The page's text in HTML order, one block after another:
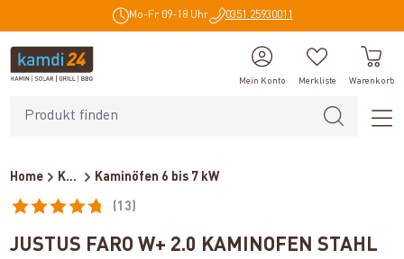
Mo-Fr 09-18 Uhr 0351 25930011
Mein Konto Merkliste Warenkorb
Home Kaminöfen Kaminöfen 6 bis 7 kW
(13)
JUSTUS FARO W+ 2.0 KAMINOFEN STAHL